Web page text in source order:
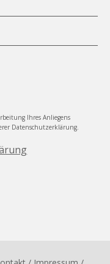
Ihres Anliegens
Datenschutzerklärung.